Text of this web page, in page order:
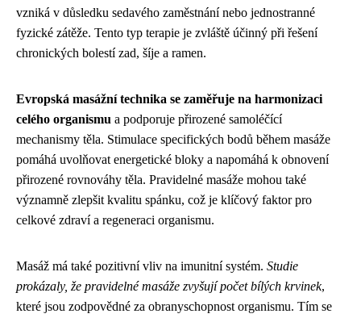
vzniká v důsledku sedavého zaměstnání nebo jednostranné
fyzické zátěže. Tento typ terapie je zvláště účinný při řešení
chronických bolestí zad, šíje a ramen.
Evropská masážní technika se zaměřuje na harmonizaci
celého organismu a podporuje přirozené samoléčící
mechanismy těla. Stimulace specifických bodů během masáže
pomáhá uvolňovat energetické bloky a napomáhá k obnovení
přirozené rovnováhy těla. Pravidelné masáže mohou také
významně zlepšit kvalitu spánku, což je klíčový faktor pro
celkové zdraví a regeneraci organismu.
Masáž má také pozitivní vliv na imunitní systém. Studie
prokázaly, že pravidelné masáže zvyšují počet bílých krvinek,
které jsou zodpovědné za obranyschopnost organismu. Tím se